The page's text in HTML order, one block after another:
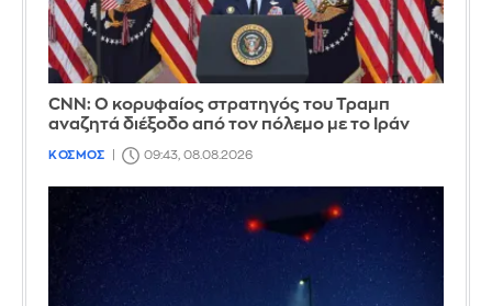
CNN: Ο κορυφαίος στρατηγός του Τραμπ
αναζητά διέξοδο από τον πόλεμο με το Ιράν
ΚΟΣΜΟΣ 09:43, 08.08.2026